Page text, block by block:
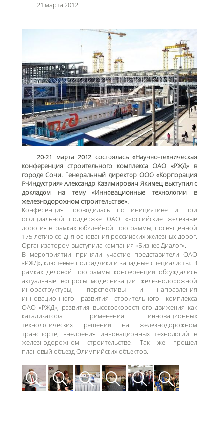
21 марта 2012
20-21 марта 2012 состоялась «Научно-техническая
конференция строительного комплекса ОАО «РЖД» в
городе Сочи. Генеральный директор ООО «Корпорация
Р-Индустрия» Александр Казимирович Якимец выступил с
докладом на тему «Инновационные технологии в
железнодорожном строительстве».
Конференция проводилась по инициативе и при
официальной поддержке ОАО «Российские железные
дороги» в рамках юбилейной программы, посвященной
175-летию со дня основания российских железных дорог.
Организатором выступила компания «Бизнес Диалог».
В мероприятии приняли участие представители ОАО
«РЖД», ключевые подрядчики и западные специалисты. В
рамках деловой программы конференции обсуждались
актуальные вопросы модернизации железнодорожной
инфраструктуры, перспективы и направления
инновационного развития строительного комплекса
ОАО «РЖД», развития высокоскоростного движения как
катализатора применения инновационных
технологических решений на железнодорожном
транспорте, внедрения инновационных технологий в
железнодорожном строительстве. Так же прошел
плановый объезд Олимпийских объектов.